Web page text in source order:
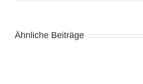
Ähnliche Beiträge